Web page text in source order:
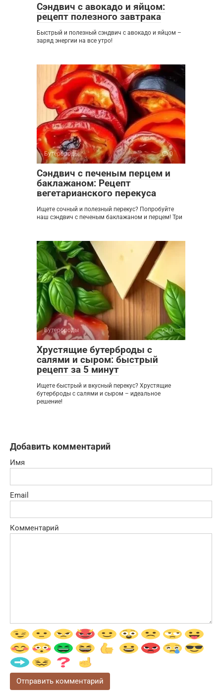
Сэндвич с авокадо и яйцом:
рецепт полезного завтрака
Быстрый и полезный сэндвич с авокадо и яйцом –
заряд энергии на все утро!
Бутерброды 0
Сэндвич с печеным перцем и
баклажаном: Рецепт
вегетарианского перекуса
Ищете сочный и полезный перекус? Попробуйте
наш сэндвич с печеным баклажаном и перцем! Три
Бутерброды 0
Хрустящие бутерброды с
салями и сыром: быстрый
рецепт за 5 минут
Ищете быстрый и вкусный перекус? Хрустящие
бутерброды с салями и сыром – идеальное
решение!
Добавить комментарий
Имя
Email
Комментарий